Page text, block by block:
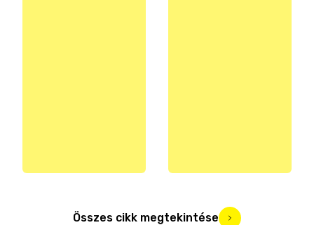
Összes cikk megtekintése